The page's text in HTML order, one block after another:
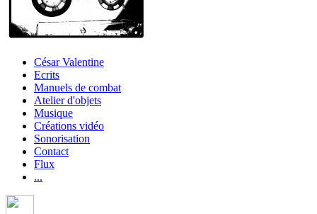
César Valentine
Ecrits
Manuels de combat
Atelier d'objets
Musique
Créations vidéo
Sonorisation
Contact
Flux
...